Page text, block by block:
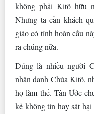
không phải Kitô hữu
Nhưng ta cần khách
giáo có tính hoàn cầu
ra chúng nữa.
Đúng là nhiều người
nhân danh Chúa Kitô,
họ làm thế. Tân Ước
kẻ không tin hay sát